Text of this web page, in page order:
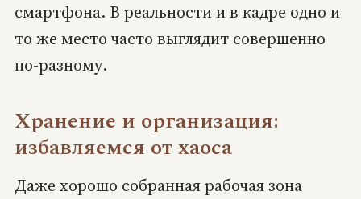
смартфона. В реальности и в кадре одно и
то же место часто выглядит совершенно
по-разному.
Хранение и организация:
избавляемся от хаоса
Даже хорошо собранная рабочая зона